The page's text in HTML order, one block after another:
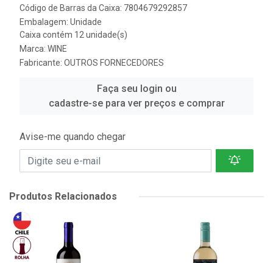
Código de Barras da Caixa: 7804679292857
Embalagem: Unidade
Caixa contém 12 unidade(s)
Marca: WINE
Fabricante: OUTROS FORNECEDORES
Faça seu login ou
cadastre-se para ver preços e comprar
Avise-me quando chegar
Produtos Relacionados